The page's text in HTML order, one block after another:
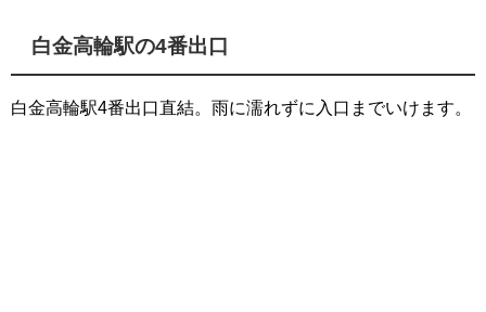
白金高輪駅の4番出口
白金高輪駅4番出口直結。雨に濡れずに入口までいけます。